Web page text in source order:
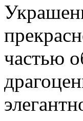
частью